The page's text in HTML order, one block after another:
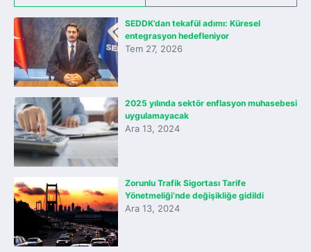
SEDDK’dan tekafül adımı: Küresel
entegrasyon hedefleniyor
Tem 27, 2026
2025 yılında sektör enflasyon muhasebesi
uygulamayacak
Ara 13, 2024
Zorunlu Trafik Sigortası Tarife
Yönetmeliği’nde değişikliğe gidildi
Ara 13, 2024